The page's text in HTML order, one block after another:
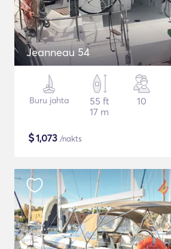
Jeanneau 54
Buru jahta
55 ft
17 m
10
$1,073 /nakts